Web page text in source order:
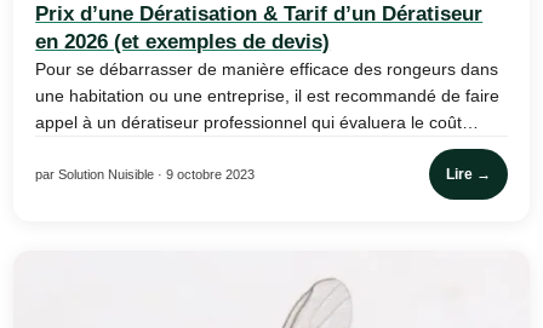
Prix d’une Dératisation & Tarif d’un Dératiseur
en 2026 (et exemples de devis)
Pour se débarrasser de manière efficace des rongeurs dans
une habitation ou une entreprise, il est recommandé de faire
appel à un dératiseur professionnel qui évaluera le coût…
par Solution Nuisible · 9 octobre 2023 Lire →